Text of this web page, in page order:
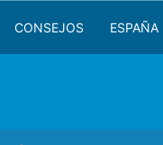
CONSEJOS ESPAÑA